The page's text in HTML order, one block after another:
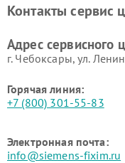
Siemens
Siemens
Контакты сервис
Адрес сервисного
г. Чебоксары, ул.
Горячая линия:
+7 (800) 301-55-83
Электронная почта:
info@siemens-fixim.ru